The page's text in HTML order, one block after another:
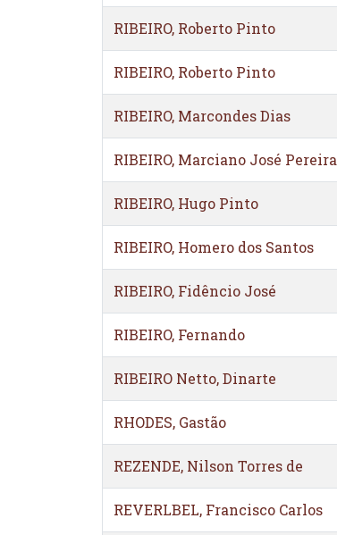
RIBEIRO, Roberto Pinto
RIBEIRO, Roberto Pinto
RIBEIRO, Marcondes Dias
RIBEIRO, Marciano José Pereira
RIBEIRO, Hugo Pinto
RIBEIRO, Homero dos Santos
RIBEIRO, Fidêncio José
RIBEIRO, Fernando
RIBEIRO Netto, Dinarte
RHODES, Gastão
REZENDE, Nilson Torres de
REVERLBEL, Francisco Carlos